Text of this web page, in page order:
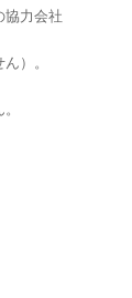
協力会社
）。